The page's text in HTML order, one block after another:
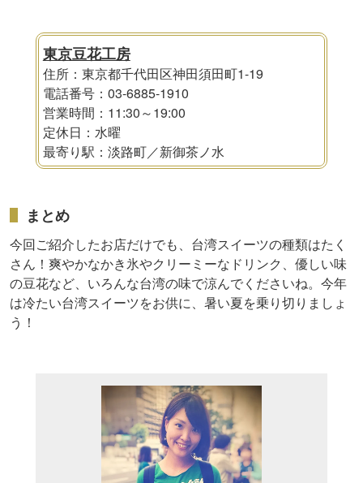
東京豆花工房
住所：東京都千代田区神田須田町1-19
電話番号：03-6885-1910
営業時間：11:30～19:00
定休日：水曜
最寄り駅：淡路町／新御茶ノ水
まとめ
今回ご紹介したお店だけでも、台湾スイーツの種類はたく
さん！爽やかなかき氷やクリーミーなドリンク、優しい味
の豆花など、いろんな台湾の味で涼んでくださいね。今年
は冷たい台湾スイーツをお供に、暑い夏を乗り切りましょ
う！